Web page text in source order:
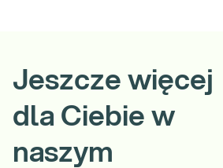
Jeszcze więcej
dla Ciebie w
naszym